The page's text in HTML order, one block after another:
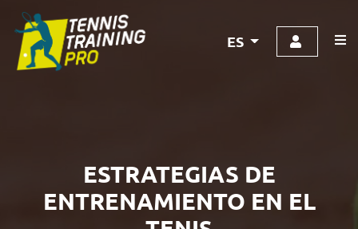
ES
ESTRATEGIAS DE
ENTRENAMIENTO EN EL